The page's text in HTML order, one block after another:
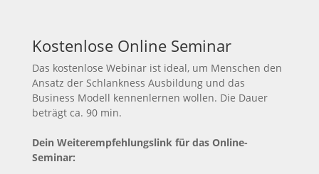
Kostenlose Online Seminar
Das kostenlose Webinar ist ideal, um Menschen den
Ansatz der Schlankness Ausbildung und das
Business Modell kennenlernen wollen. Die Dauer
beträgt ca. 90 min.
Dein Weiterempfehlungslink für das Online-
Seminar: